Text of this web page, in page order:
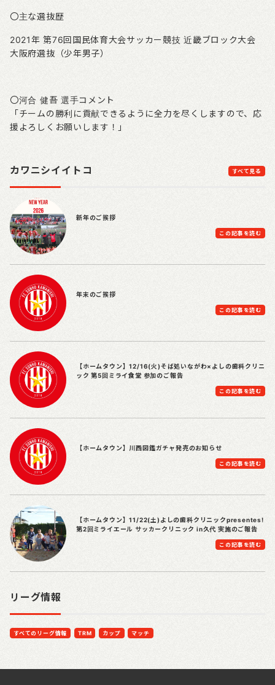
〇主な選抜歴
2021年 第76回国民体育大会サッカー競技 近畿ブロック大会
大阪府選抜（少年男子）
〇河合 健吾 選手コメント
「チームの勝利に貢献できるように全力を尽くしますので、 応
援よろしくお願いします！」
カワニシイイトコ すべて見る
新年のご挨拶
この記事を読む
年末のご挨拶
この記事を読む
【ホームタウン】12/16(火)そば処いながわ×よしの歯科クリニ
ック 第5回ミライ食堂 参加のご報告
この記事を読む
【ホームタウン】川西図鑑ガチャ発売のお知らせ
この記事を読む
【ホームタウン】11/22(土)よしの歯科クリニックpresentes!
第2回ミライエール サッカークリニック in久代 実施のご報告
この記事を読む
リーグ情報
すべてのリーグ情報 TRM カップ マッチ